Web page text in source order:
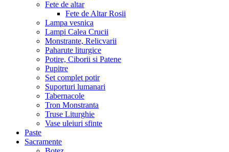
Fete de altar
Fete de Altar Rosii
Lampa vesnica
Lampi Calea Crucii
Monstrante, Relicvarii
Paharute liturgice
Potire, Ciborii si Patene
Pupitre
Set complet potir
Suporturi lumanari
Tabernacole
Tron Monstranta
Truse Liturghie
Vase uleiuri sfinte
Paste
Sacramente